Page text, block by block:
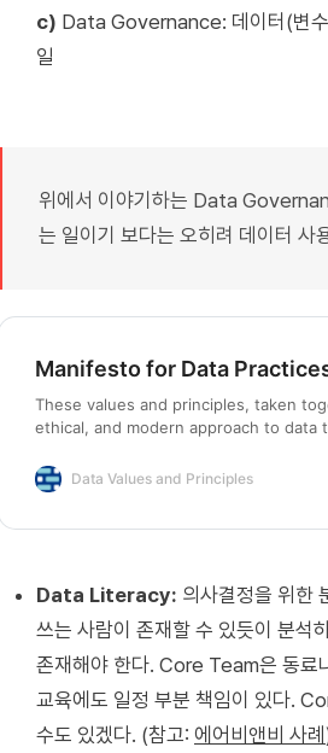
c) Data Governance: 데이터(변수
일
위에서 이야기하는 Data
는 일이기 보다는 오히려 데이터 사
Manifesto for Data
These values and principles, taken
ethical, and modern approach to data
Data Values and Principles
Data Literacy: 의사결정을 위한
쓰는 사람이 존재할 수 있듯이 분
존재해야 한다. Core Team은 동료
교육에도 일정 부분 책임이 있다.
수도 있겠다. (참고: 에어비앤비 사례